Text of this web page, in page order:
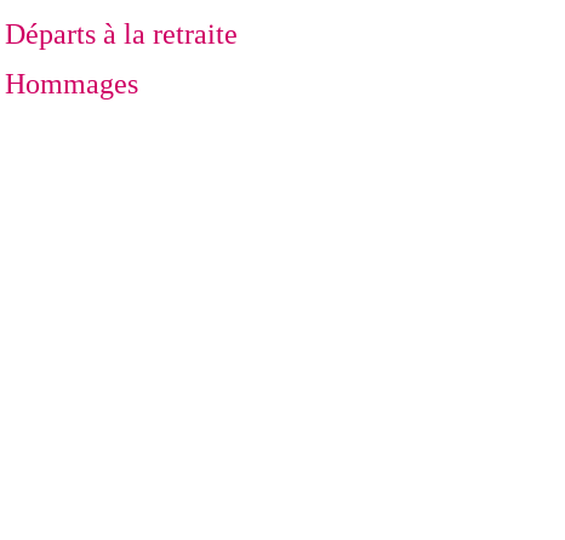
Départs à la retraite
Hommages